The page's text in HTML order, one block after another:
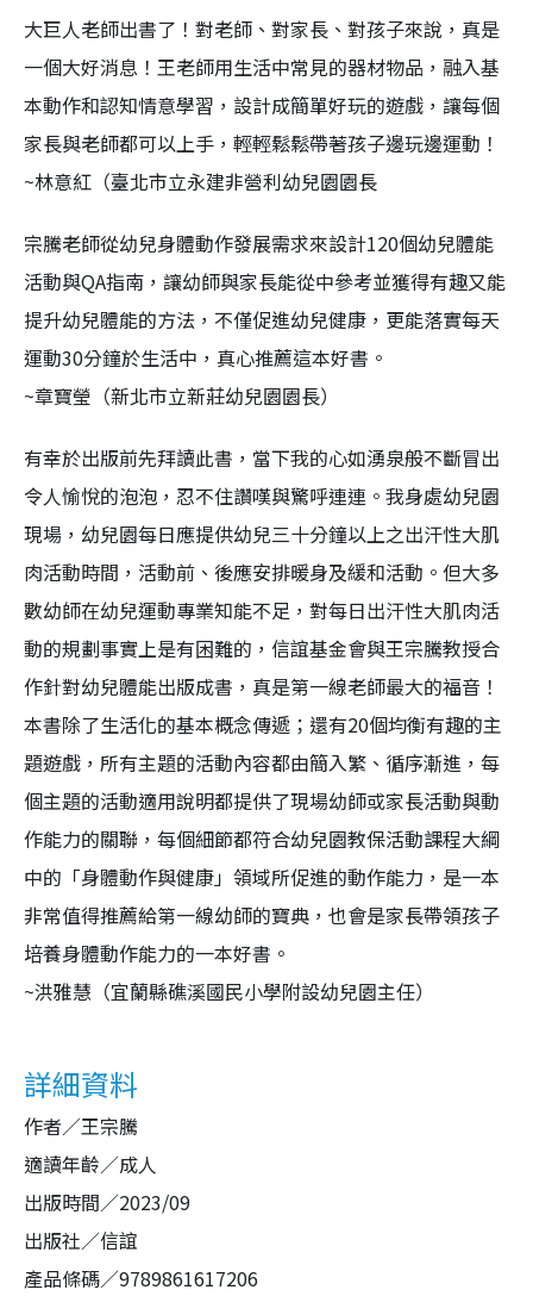
大巨人老師出書了！對老師、對家長、對孩子來說，真是
一個大好消息！王老師用生活中常見的器材物品，融入基
本動作和認知情意學習，設計成簡單好玩的遊戲，讓每個
家長與老師都可以上手，輕輕鬆鬆帶著孩子邊玩邊運動！
~林意紅（臺北市立永建非營利幼兒園園長
宗騰老師從幼兒身體動作發展需求來設計120個幼兒體能
活動與QA指南，讓幼師與家長能從中參考並獲得有趣又能
提升幼兒體能的方法，不僅促進幼兒健康，更能落實每天
運動30分鐘於生活中，真心推薦這本好書。
~章寶瑩（新北市立新莊幼兒園園長）
有幸於出版前先拜讀此書，當下我的心如湧泉般不斷冒出
令人愉悅的泡泡，忍不住讚嘆與驚呼連連。我身處幼兒園
現場，幼兒園每日應提供幼兒三十分鐘以上之出汗性大肌
肉活動時間，活動前、後應安排暖身及緩和活動。但大多
數幼師在幼兒運動專業知能不足，對每日出汗性大肌肉活
動的規劃事實上是有困難的，信誼基金會與王宗騰教授合
作針對幼兒體能出版成書，真是第一線老師最大的福音！
本書除了生活化的基本概念傳遞；還有20個均衡有趣的主
題遊戲，所有主題的活動內容都由簡入繁、循序漸進，每
個主題的活動適用說明都提供了現場幼師或家長活動與動
作能力的關聯，每個細節都符合幼兒園教保活動課程大綱
中的「身體動作與健康」領域所促進的動作能力，是一本
非常值得推薦給第一線幼師的寶典，也會是家長帶領孩子
培養身體動作能力的一本好書。
~洪雅慧（宜蘭縣礁溪國民小學附設幼兒園主任）
詳細資料
作者／王宗騰
適讀年齡／成人
出版時間／2023/09
出版社／信誼
產品條碼／9789861617206